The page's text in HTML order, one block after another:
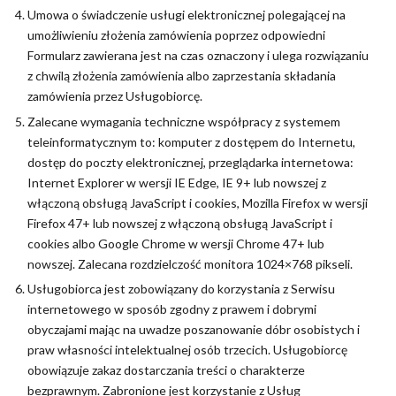
Umowa o świadczenie usługi elektronicznej polegającej na
umożliwieniu złożenia zamówienia poprzez odpowiedni
Formularz zawierana jest na czas oznaczony i ulega rozwiązaniu
z chwilą złożenia zamówienia albo zaprzestania składania
zamówienia przez Usługobiorcę.
Zalecane wymagania techniczne współpracy z systemem
teleinformatycznym to: komputer z dostępem do Internetu,
dostęp do poczty elektronicznej, przeglądarka internetowa:
Internet Explorer w wersji IE Edge, IE 9+ lub nowszej z
włączoną obsługą JavaScript i cookies, Mozilla Firefox w wersji
Firefox 47+ lub nowszej z włączoną obsługą JavaScript i
cookies albo Google Chrome w wersji Chrome 47+ lub
nowszej. Zalecana rozdzielczość monitora 1024×768 pikseli.
Usługobiorca jest zobowiązany do korzystania z Serwisu
internetowego w sposób zgodny z prawem i dobrymi
obyczajami mając na uwadze poszanowanie dóbr osobistych i
praw własności intelektualnej osób trzecich. Usługobiorcę
obowiązuje zakaz dostarczania treści o charakterze
bezprawnym. Zabronione jest korzystanie z Usług